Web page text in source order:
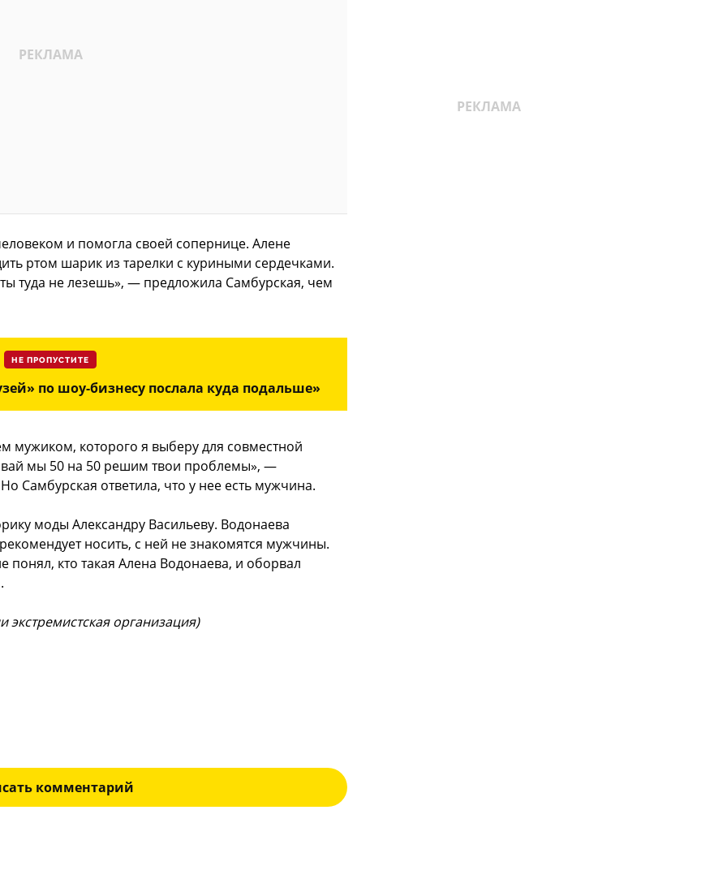
и помогла своей сопернице. Алене
ртом шарик из тарелки с куриными сердечками.
туда не лезешь», — предложила Самбурская, чем
НЕ ПРОПУСТИТЕ
по шоу-бизнесу послала куда подальше»
мужиком, которого я выберу для совместной
мы 50 на 50 решим твои проблемы», —
Самбурская ответила, что у нее есть мужчина.
моды Александру Васильеву. Водонаева
носить, с ней не знакомятся мужчины.
кто такая Алена Водонаева, и оборвал
организация)
комментарий